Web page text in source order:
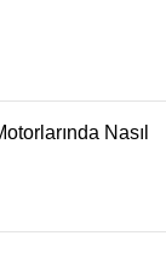
Nasıl